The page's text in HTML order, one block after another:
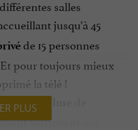
salles
jusqu’à 45
de 15 personnes
pour toujours mieux
la télé !
le
verdoyant
PLUS